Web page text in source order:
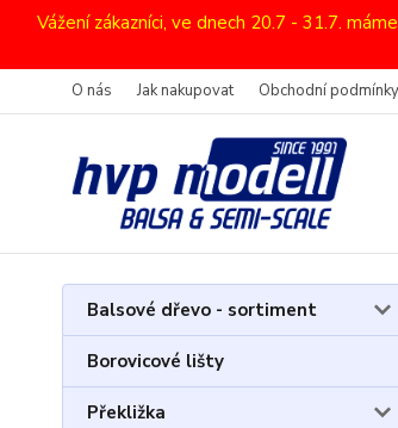
Vážení zákazníci, ve dnech 20.7 - 31.7.
O nás Jak nakupovat Obchodní podmínky
Balsové dřevo - sortiment
Borovicové lišty
Překližka